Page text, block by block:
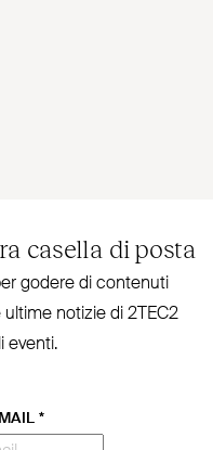
casella di posta
godere di contenuti
ultime notizie di 2TEC2
eventi.
*